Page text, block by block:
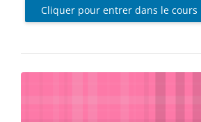
Cliquer pour entrer dans le cours